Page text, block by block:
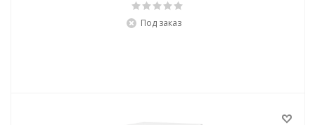
Под заказ